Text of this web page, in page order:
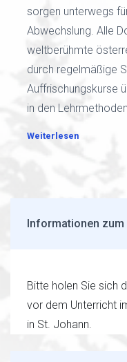
sorgen unterwegs
Abwechslung. Alle
weltberühmte
durch regelmäßige
Auffrischungskurse
in den
Weiterlesen
Informationen
Bitte holen Sie sich
vor dem Unterricht
in St. Johann.